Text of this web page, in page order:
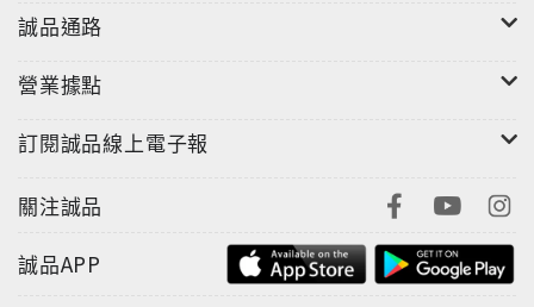
誠品通路
營業據點
訂閱誠品線上電子報
關注誠品
誠品APP